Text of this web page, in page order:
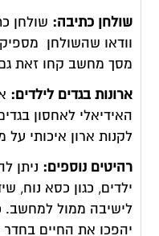
שולחן כתיבה: שולחן
וודאו שהשולחן
מסך מחשב קחו זאת
ארונות בגדים לילדים:
האידיאלי לאחסון
לקנות ארון איכותי
רהיטים נוספים: ניתן
ילדים, כגון כסא נוח,
לישיבה ממול למחשב.
יהפכו את החיים בחדר